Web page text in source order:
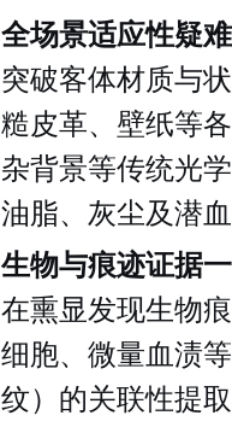
全场景适应性疑
突破客体材质与
糙皮革、壁纸等
杂背景等传统光
油脂、灰尘及潜
生物与痕迹证据
在熏显发现生物
细胞、微量血渍
纹）的关联性提